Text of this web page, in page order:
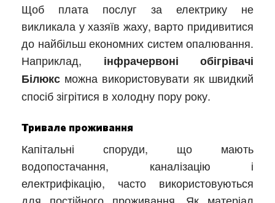
Щоб плата послуг за електрику не
викликала у хазяїв жаху, варто придивитися
до найбільш економних систем опалювання.
Наприклад, інфрачервоні обігрівачі
Білюкс можна використовувати як швидкий
спосіб зігрітися в холодну пору року.
Тривале проживання
Капітальні споруди, що мають
водопостачання, каналізацію і
електрифікацію, часто використовуються